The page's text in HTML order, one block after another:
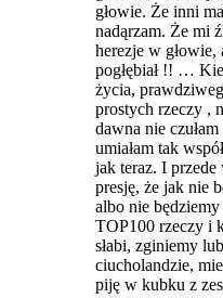
głowie. Że inni
nadąrzam. Że mi
herezje w głowie,
pogłębiał !! …
życia,
prostych rzeczy ,
dawna nie
umiałam tak
jak teraz. I przede
presję, że jak nie
albo nie
TOP100 rzeczy i
słabi, zginiemy
ciucholandzie,
piję w kubku z